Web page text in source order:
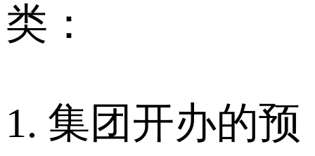
类：
1. 集团开办的预